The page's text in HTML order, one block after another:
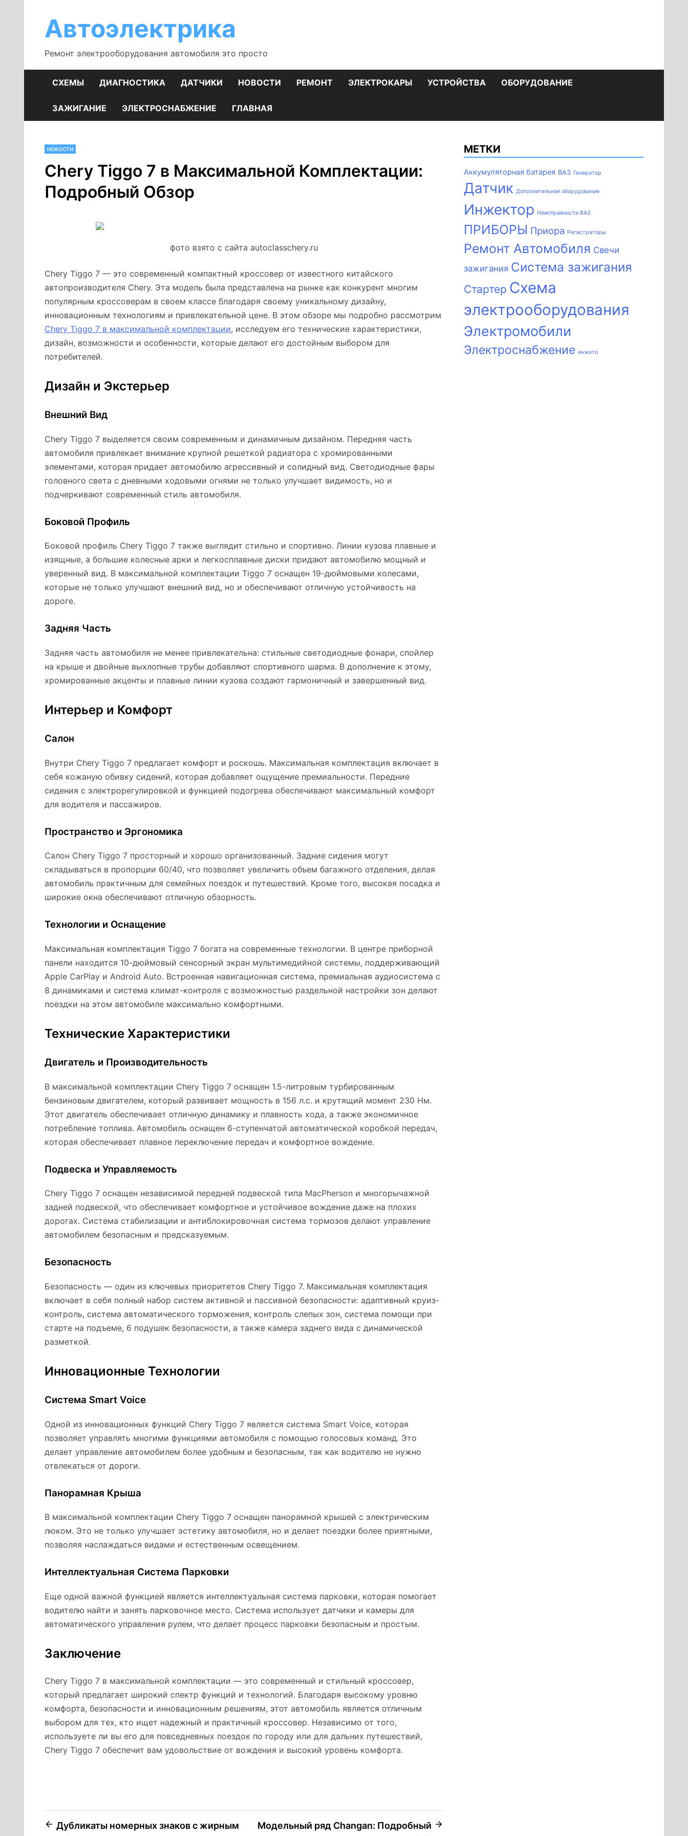
содержимому
Автоэлектрика
Ремонт электрооборудования автомобиля это просто
СХЕМЫ ДИАГНОСТИКА ДАТЧИКИ НОВОСТИ РЕМОНТ ЭЛЕКТРОКАРЫ УСТРОЙСТВА ОБОРУДОВАНИЕ
ЗАЖИГАНИЕ ЭЛЕКТРОСНАБЖЕНИЕ ГЛАВНАЯ
НОВОСТИ
Chery Tiggo 7 в Максимальной Комплектации:
Подробный Обзор
фото взято с сайта autoclasschery.ru
Chery Tiggo 7 — это современный компактный кроссовер от известного китайского
автопроизводителя Chery. Эта модель была представлена на рынке как конкурент многим
популярным кроссоверам в своем классе благодаря своему уникальному дизайну,
инновационным технологиям и привлекательной цене. В этом обзоре мы подробно рассмотрим
Chery Tiggo 7 в максимальной комплектации, исследуем его технические характеристики,
дизайн, возможности и особенности, которые делают его достойным выбором для
потребителей.
Дизайн и Экстерьер
Внешний Вид
Chery Tiggo 7 выделяется своим современным и динамичным дизайном. Передняя часть
автомобиля привлекает внимание крупной решеткой радиатора с хромированными
элементами, которая придает автомобилю агрессивный и солидный вид. Светодиодные фары
головного света с дневными ходовыми огнями не только улучшает видимость, но и
подчеркивают современный стиль автомобиля.
Боковой Профиль
Боковой профиль Chery Tiggo 7 также выглядит стильно и спортивно. Линии кузова плавные и
изящные, а большие колесные арки и легкосплавные диски придают автомобилю мощный и
уверенный вид. В максимальной комплектации Tiggo 7 оснащен 19-дюймовыми колесами,
которые не только улучшают внешний вид, но и обеспечивают отличную устойчивость на
дороге.
Задняя Часть
Задняя часть автомобиля не менее привлекательна: стильные светодиодные фонари, спойлер
на крыше и двойные выхлопные трубы добавляют спортивного шарма. В дополнение к этому,
хромированные акценты и плавные линии кузова создают гармоничный и завершенный вид.
Интерьер и Комфорт
Салон
Внутри Chery Tiggo 7 предлагает комфорт и роскошь. Максимальная комплектация включает в
себя кожаную обивку сидений, которая добавляет ощущение премиальности. Передние
сидения с электрорегулировкой и функцией подогрева обеспечивают максимальный комфорт
для водителя и пассажиров.
Пространство и Эргономика
Салон Chery Tiggo 7 просторный и хорошо организованный. Задние сидения могут
складываться в пропорции 60/40, что позволяет увеличить объем багажного отделения, делая
автомобиль практичным для семейных поездок и путешествий. Кроме того, высокая посадка и
широкие окна обеспечивают отличную обзорность.
Технологии и Оснащение
Максимальная комплектация Tiggo 7 богата на современные технологии. В центре приборной
панели находится 10-дюймовый сенсорный экран мультимедийной системы, поддерживающий
Apple CarPlay и Android Auto. Встроенная навигационная система, премиальная аудиосистема с
8 динамиками и система климат-контроля с возможностью раздельной настройки зон делают
поездки на этом автомобиле максимально комфортными.
Технические Характеристики
Двигатель и Производительность
В максимальной комплектации Chery Tiggo 7 оснащен 1.5-литровым турбированным
бензиновым двигателем, который развивает мощность в 156 л.с. и крутящий момент 230 Нм.
Этот двигатель обеспечивает отличную динамику и плавность хода, а также экономичное
потребление топлива. Автомобиль оснащен 6-ступенчатой автоматической коробкой передач,
которая обеспечивает плавное переключение передач и комфортное вождение.
Подвеска и Управляемость
Chery Tiggo 7 оснащен независимой передней подвеской типа MacPherson и многорычажной
задней подвеской, что обеспечивает комфортное и устойчивое вождение даже на плохих
дорогах. Система стабилизации и антиблокировочная система тормозов делают управление
автомобилем безопасным и предсказуемым.
Безопасность
Безопасность — один из ключевых приоритетов Chery Tiggo 7. Максимальная комплектация
включает в себя полный набор систем активной и пассивной безопасности: адаптивный круиз-
контроль, система автоматического торможения, контроль слепых зон, система помощи при
старте на подъеме, 6 подушек безопасности, а также камера заднего вида с динамической
разметкой.
Инновационные Технологии
Система Smart Voice
Одной из инновационных функций Chery Tiggo 7 является система Smart Voice, которая
позволяет управлять многими функциями автомобиля с помощью голосовых команд. Это
делает управление автомобилем более удобным и безопасным, так как водителю не нужно
отвлекаться от дороги.
Панорамная Крыша
В максимальной комплектации Chery Tiggo 7 оснащен панорамной крышей с электрическим
люком. Это не только улучшает эстетику автомобиля, но и делает поездки более приятными,
позволяя наслаждаться видами и естественным освещением.
Интеллектуальная Система Парковки
Еще одной важной функцией является интеллектуальная система парковки, которая помогает
водителю найти и занять парковочное место. Система использует датчики и камеры для
автоматического управления рулем, что делает процесс парковки безопасным и простым.
Заключение
Chery Tiggo 7 в максимальной комплектации — это современный и стильный кроссовер,
который предлагает широкий спектр функций и технологий. Благодаря высокому уровню
комфорта, безопасности и инновационным решениям, этот автомобиль является отличным
выбором для тех, кто ищет надежный и практичный кроссовер. Независимо от того,
используете ли вы его для повседневных поездок по городу или для дальних путешествий,
Chery Tiggo 7 обеспечит вам удовольствие от вождения и высокий уровень комфорта.
Навигация
Дубликаты номерных знаков с жирным
Модельный ряд Changan: Подробный
МЕТКИ
Аккумуляторная батарея ВАЗ Генератор
Датчик Дополнительное оборудование
Инжектор Неисправности ВАЗ
ПРИБОРЫ Приора Регистраторы
Ремонт Автомобиля Свечи
зажигания Система зажигания
Стартер Схема
электрооборудования
Электромобили
Электроснабжение инжето